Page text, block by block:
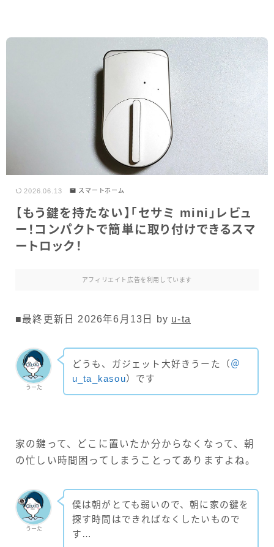
2026.06.13 スマートホーム
【もう鍵を持たない】「セサミ mini」レビュ
ー！コンパクトで簡単に取り付けできるスマ
ートロック！
アフィリエイト広告を利用しています
■最終更新日 2026年6月13日 by u-ta
うーた
どうも、ガジェット大好きうーた（ ＠
u_ta_kasou）です
家の鍵って、どこに置いたか分からなくなって、朝
の忙しい時間困ってしまうことってありますよね。
うーた
僕は朝がとても弱いので、朝に家の鍵を
探す時間はできればなくしたいもので
す…